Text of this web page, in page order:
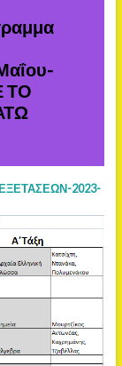
ΤΟ
2023-